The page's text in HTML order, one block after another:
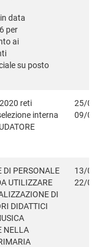
data
per
ai
su posto
reti
interna
25/
09/
DI PERSONALE
UTILIZZARE
DI
DIDATTICI
NELLA
13/
22/